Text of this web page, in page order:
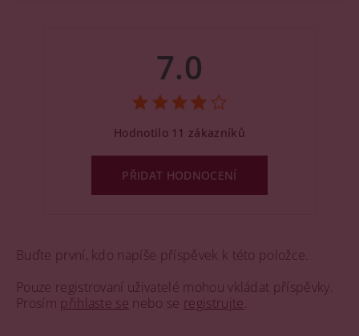
Buďte první, kdo napíše příspěvek k této položce.
Pouze registrovaní uživatelé mohou vkládat příspěvky.
Prosím přihlaste se nebo se registrujte
7.0
Hodnotilo 11 zákazníků
PŘIDAT HODNOCENÍ